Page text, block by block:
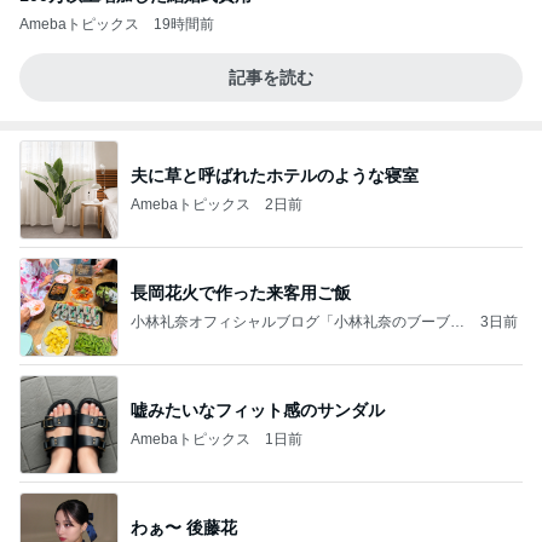
Amebaトピックス 19時間前
記事を読む
夫に草と呼ばれたホテルのような寝室
Amebaトピックス 2日前
長岡花火で作った来客用ご飯
小林礼奈オフィシャルブログ「小林礼奈のブーブー
3日前
嘘みたいなフィット感のサンダル
Amebaトピックス 1日前
わぁ〜 後藤花